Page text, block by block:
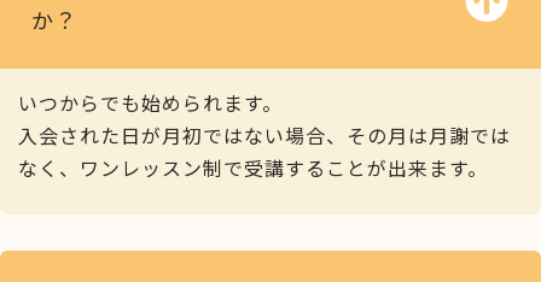
か？
いつからでも始められます。
入会された日が月初ではない場合、その月は月謝では
なく、ワンレッスン制で受講することが出来ます。